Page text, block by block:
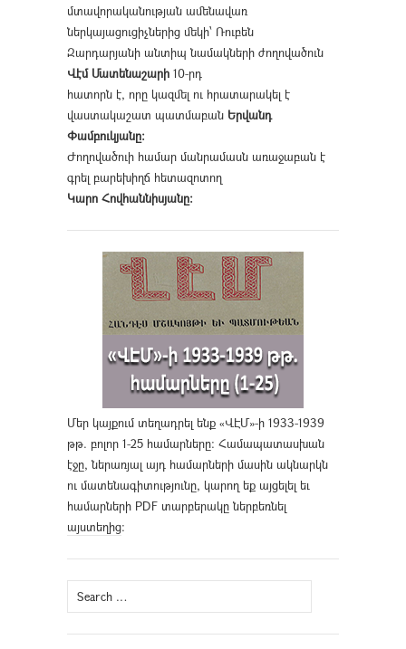
մտավորականության ամենավառ
ներկայացուցիչներից մեկի՝ Ռուբեն
Զարդարյանի անտիպ նամակների ժողովածուն
Վէմ Մատենաշարի 10-րդ
հատորն է, որը կազմել ու հրատարակել է
վաստակաշատ պատմաբան Երվանդ
Փամբուկյանը։
Ժողովածուի համար մանրամասն առաջաբան է
գրել բարեխիղճ հետազոտող
Կարո Հովհաննիսյանը։
Մեր կայքում տեղադրել ենք «ՎԷՄ»-ի 1933-1939
թթ. բոլոր 1-25 համարները։ Համապատասխան
էջը, ներառյալ այդ համարների մասին ակնարկն
ու մատենագիտությունը, կարող եք այցելել եւ
համարների PDF տարբերակը ներբեռնել
այստեղից։
Search
for: